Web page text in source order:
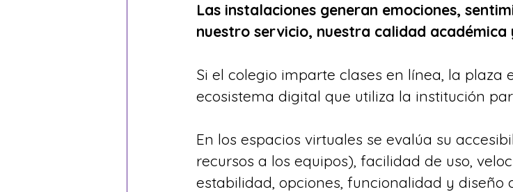
Las instalaciones generan emociones,
nuestro servicio, nuestra calidad
Si el colegio imparte clases en línea, la plaza
ecosistema digital que utiliza la institución
En los espacios virtuales se evalúa su
recursos a los equipos), facilidad de uso,
estabilidad, opciones, funcionalidad y diseño